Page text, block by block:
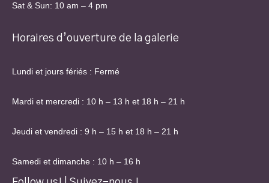
Sat & Sun: 10 am – 4 pm
Horaires d’ouverture de la galerie
Lundi et jours fériés : Fermé
Mardi et mercredi : 10 h – 13 h et 18 h – 21 h
Jeudi et vendredi : 9 h – 15 h et 18 h – 21 h
Samedi et dimanche : 10 h – 16 h